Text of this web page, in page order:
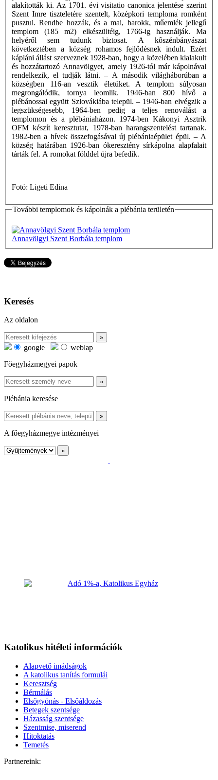
alakították ki. Az 1701. évi visitatio canonica jelentése szerint
Szent Imre tiszteletére szentelt, középkori temploma romként
pusztul. Rendbe hozzák, és a mai, barokk, műemlék jellegű
templom (185 m2) elkészültéig, 1766-ig használják. Ma
helyéről sem tudunk biztosat. A kôszénbányászat
következtében a község rohamos fejlődésnek indult. Ezért
kápláni állást szerveznek 1928-ban, hogy a közelében kialakult
és hozzátartozó Annavölgyet, amely 1926-tól már kápolnával
rendelkezik, el tudják látni. – A második világháborúban a
községben 116-an vesztik életüket. A templom súlyosan
megrongálódik, tornya leomlik. 1946-ban 800 hívő a
plébánossal együtt Szlovákiába települ. – 1946-ban elvégzik a
legszükségesebb, 1964-ben pedig a teljes renoválást a
templomon és a plébániaházon. 1974-ben Kákonyi Asztrik
OFM készít keresztutat, 1978-ban harangszentelést tartanak.
1982-ben a hívek összefogásával új plébániaépület épül. – A
község határában 1926-ban ókeresztény sírkápolna alapfalait
tárták fel. A romokat földdel újra befedik.
Fotó: Ligeti Edina
További templomok és kápolnák a plébánia területén
Annavölgyi Szent Borbála templom
Keresés
Az oldalon
google
weblap
Főegyházmegyei papok
Plébánia keresése
A főegyházmegye intézményei
Katolikus hitéleti információk
Alapvető imádságok
A katolikus tanítás formulái
Keresztség
Bérmálás
Elsőgyónás - Elsőáldozás
Betegek szentsége
Házasság szentsége
Szentmise, miserend
Hitoktatás
Temetés
Partnereink: